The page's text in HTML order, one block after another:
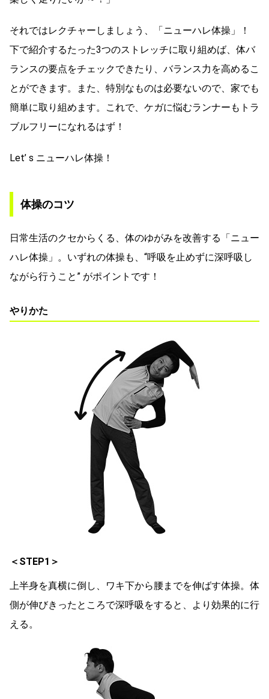
それではレクチャーしましょう、「ニューハレ体操」！
下で紹介するたった3つのストレッチに取り組めば、体バ
ランスの要点をチェックできたり、バランス力を高めるこ
とができます。また、特別なものは必要ないので、家でも
簡単に取り組めます。これで、ケガに悩むランナーもトラ
ブルフリーになれるはず！
Let’ s ニューハレ体操！
体操のコツ
日常生活のクセからくる、体のゆがみを改善する「ニュー
ハレ体操」。いずれの体操も、“呼吸を止めずに深呼吸し
ながら行うこと” がポイントです！
やりかた
＜STEP1＞
上半身を真横に倒し、ワキ下から腰までを伸ばす体操。体
側が伸びきったところで深呼吸をすると、より効果的に行
える。